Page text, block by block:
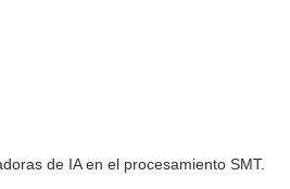
de IA en el procesamiento SMT.